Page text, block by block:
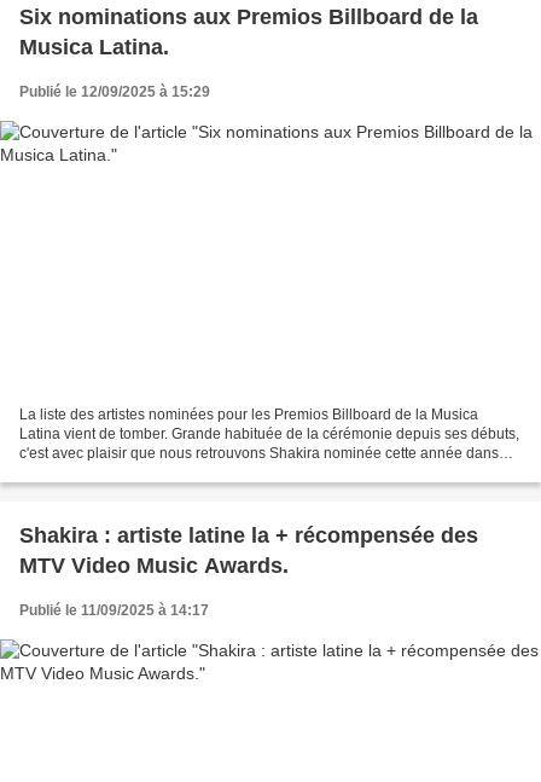
Six nominations aux Premios Billboard de la
Musica Latina.
Publié le 12/09/2025 à 15:29
La liste des artistes nominées pour les Premios Billboard de la Musica
Latina vient de tomber. Grande habituée de la cérémonie depuis ses débuts,
c'est avec plaisir que nous retrouvons Shakira nominée cette année dans
Shakira : artiste latine la + récompensée des
MTV Video Music Awards.
Publié le 11/09/2025 à 14:17